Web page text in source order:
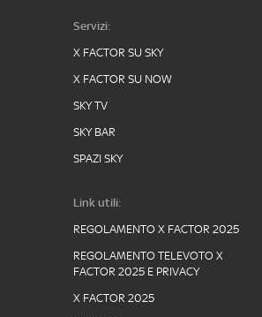
Servizi:
X FACTOR SU SKY
X FACTOR SU NOW
SKY TV
SKY BAR
SPAZI SKY
Link utili:
REGOLAMENTO X FACTOR 2025
REGOLAMENTO TELEVOTO X
FACTOR 2025 E PRIVACY
X FACTOR 2025